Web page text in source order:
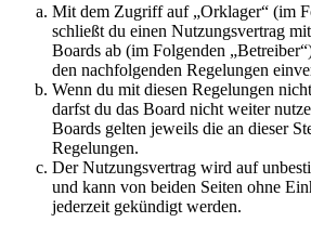
Mit dem Zugriff auf „Orklager“ (im
schließt du einen Nutzungsvertrag
Boards ab (im Folgenden
den nachfolgenden Regelungen
Wenn du mit diesen Regelungen
darfst du das Board nicht weiter
Boards gelten jeweils die an dieser
Regelungen.
Der Nutzungsvertrag wird auf
und kann von beiden Seiten ohne
jederzeit gekündigt werden.